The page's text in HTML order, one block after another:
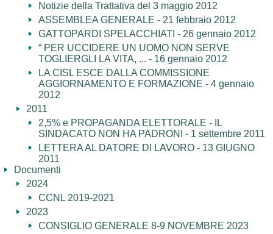
Notizie della Trattativa del 3 maggio 2012
ASSEMBLEA GENERALE - 21 febbraio 2012
GATTOPARDI SPELACCHIATI - 26 gennaio 2012
“ PER UCCIDERE UN UOMO NON SERVE
TOGLIERGLI LA VITA, ... - 16 gennaio 2012
LA CISL ESCE DALLA COMMISSIONE
AGGIORNAMENTO E FORMAZIONE - 4 gennaio
2012
2011
2,5% e PROPAGANDA ELETTORALE - IL
SINDACATO NON HA PADRONI - 1 settembre 2011
LETTERA AL DATORE DI LAVORO - 13 GIUGNO
2011
Documenti
2024
CCNL 2019-2021
2023
CONSIGLIO GENERALE 8-9 NOVEMBRE 2023